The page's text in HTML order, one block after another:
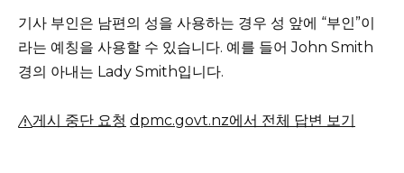
기사 부인은 남편의 성을 사용하는 경우 성 앞에 “부인”이
라는 예칭을 사용할 수 있습니다. 예를 들어 John Smith
경의 아내는 Lady Smith입니다.
게시 중단 요청 dpmc.govt.nz에서 전체 답변 보기